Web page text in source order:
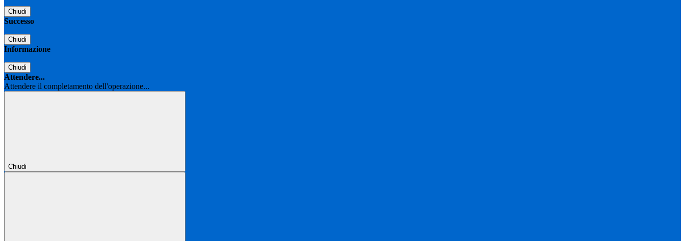
Chiudi
Successo
Chiudi
Informazione
Chiudi
Attendere...
Attendere il completamento dell'operazione...
Chiudi